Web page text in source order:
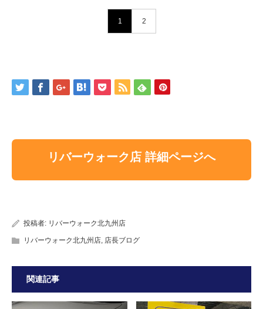
1 2
リバーウォーク店 詳細ページへ
投稿者: リバーウォーク北九州店
リバーウォーク北九州店, 店長ブログ
関連記事